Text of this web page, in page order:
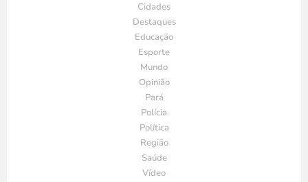
Cidades
Destaques
Educação
Esporte
Mundo
Opinião
Pará
Polícia
Política
Região
Saúde
Vídeo